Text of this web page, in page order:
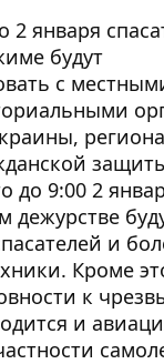
2 января
будут
с
до 9:00 2
дежурстве
и
Кроме
к
и